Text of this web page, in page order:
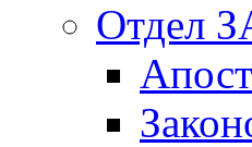
Отдел